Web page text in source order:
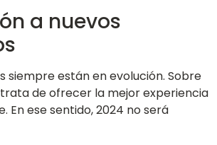
a nuevos
siempre están en evolución. Sobre
de ofrecer la mejor experiencia
En ese sentido, 2024 no será